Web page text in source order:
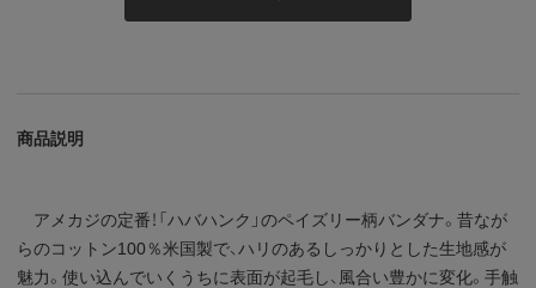
商品説明
アメカジの定番！「ハバハンク」のペイズリー柄バンダナ。昔なが
らのコットン100％米国製で、ハリのあるしっかりとした生地感が
魅力。使い込んでいくうちに表面が起毛し、風合い豊かに変化。手触